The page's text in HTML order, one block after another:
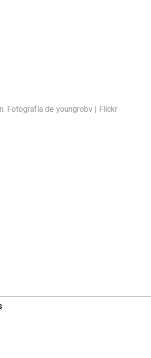
Fotografía de youngrobv | Flickr